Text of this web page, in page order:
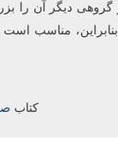
دیگر آن را
مناسب
کتاب